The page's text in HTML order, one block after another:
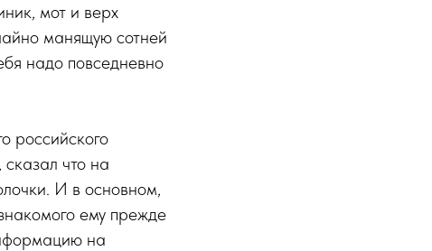
мот и верх
манящую сотней
надо повседневно
российского
что на
И в основном,
ему прежде
на